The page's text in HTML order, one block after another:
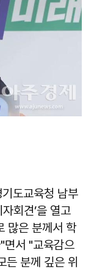
도교육청 남부
회견’을 열고
많은 분께서 학
면서 "교육감으
든 분께 깊은 위